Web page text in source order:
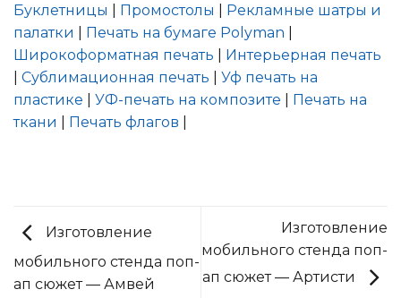
Буклетницы
Промостолы
Рекламные шатры и
палатки
Печать на бумаге Polyman
Широкоформатная печать
Интерьерная печать
Сублимационная печать
Уф печать на
пластике
УФ-печать на композите
Печать на
ткани
Печать флагов
Изготовление
мобильного стенда поп-
ап сюжет — Амвей
Изготовление
мобильного стенда поп-
ап сюжет — Артисти